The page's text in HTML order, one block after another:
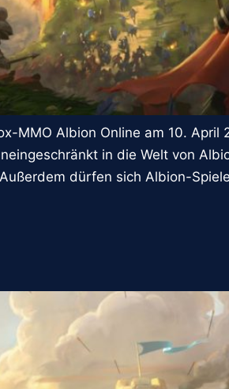
MMO Albion Online am 10. April
in die Welt von
dürfen sich Albion-